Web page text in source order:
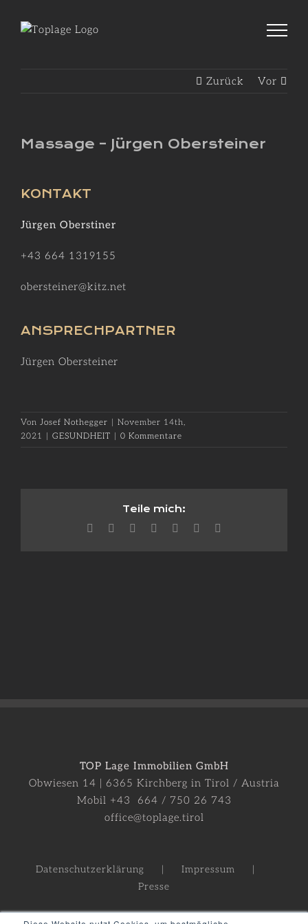
Inhalt
Zurück Vor
Massage – Jürgen Obersteiner
KONTAKT
Jürgen Oberstiner
+43 664 1319155
obersteiner@kitz.net
ANSPRECHPARTNER
Jürgen Obersteiner
Von Josef Nothegger
November 14th,
2021
GESUNDHEIT 0 Kommentare
Teile mich:
Facebook RedditLinkedInWhatsApp
Pinterest
TOP Lage Immobilien GmbH
Obwiesen 14 | 6365 Kirchberg in Tirol / Austria
Mobil +43 664 / 750 26 743
office@toplage.tirol
Datenschutzerklärung
Impressum
Presse